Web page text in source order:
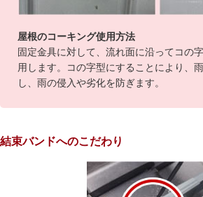
屋根のコーキング使用方法
固定金具に対して、流れ面に沿ってコの
用します。コの字型にすることにより、
し、雨の侵入や劣化を防ぎます。
結束バンドへのこだわり